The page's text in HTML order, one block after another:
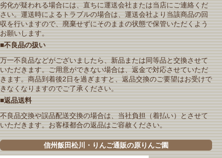
劣化が疑われる場合には、直ちに運送会社または当店にご連絡くだ
さい。運送時によるトラブルの場合は、運送会社より当該商品の回
収を行いますので、廃棄せずにそのままの状態で保管いただくよう
お願いします。
■不良品の扱い
万一不良品などがございましたら、新品または同等品と交換させて
いただきます。ご用意ができない場合は、返金で対応させていただ
きます。商品到着後2日を過ぎますと、返品交換のご要望はお受けで
きなくなりますのでご了承ください。
■返品送料
不良品交換や誤品配送交換の場合は、当社負担（着払い）とさせて
いただきます。お客様都合の返品はご容赦ください。
信州飯田松川・りんご通販の原りんご園